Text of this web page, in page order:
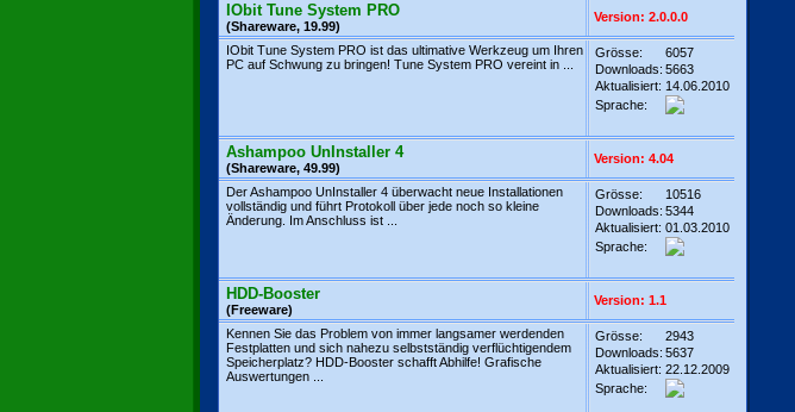
IObit Tune System PRO
(Shareware, 19.99)
Version: 2.0.0.0
IObit Tune System PRO ist das ultimative Werkzeug um Ihren
PC auf Schwung zu bringen! Tune System PRO vereint in ...
Grösse:
6057
Downloads: 5663
Aktualisiert: 14.06.2010
Sprache:
Ashampoo UnInstaller 4
(Shareware, 49.99)
Version: 4.04
Der Ashampoo UnInstaller 4 überwacht neue Installationen
vollständig und führt Protokoll über jede noch so kleine
Änderung. Im Anschluss ist ...
Grösse:
10516
Downloads: 5344
Aktualisiert: 01.03.2010
Sprache:
HDD-Booster
(Freeware)
Version: 1.1
Kennen Sie das Problem von immer langsamer werdenden
Festplatten und sich nahezu selbstständig verflüchtigendem
Speicherplatz? HDD-Booster schafft Abhilfe! Grafische
Auswertungen ...
Grösse:
2943
Downloads: 5637
Aktualisiert: 22.12.2009
Sprache: